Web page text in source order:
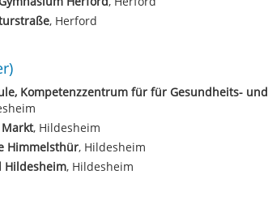
, Herford
Kompetenzzentrum für für Gesundheits- und
, Hildesheim
Himmelsthür, Hildesheim
Hildesheim, Hildesheim